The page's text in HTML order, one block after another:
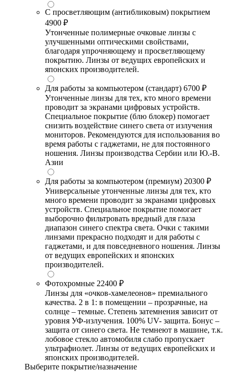
С просветляющим (антибликовым) покрытием
4900 ₽
Утонченные полимерные очковые линзы с
улучшенными оптическими свойствами,
благодаря упрочняющему и просветляющему
покрытию. Линзы от ведущих европейских и
японских производителей.
Для работы за компьютером (стандарт) 6700 ₽
Утонченные линзы для тех, кто много времени
проводит за экранами цифровых устройств.
Специальное покрытие (блю блокер) помогает
снизить воздействие синего света от излучения
мониторов. Рекомендуются для использования во
время работы с гаджетами, не для постоянного
ношения. Линзы производства Сербии или Ю.-В.
Азии
Для работы за компьютером (премиум) 20300 ₽
Универсальные утонченные линзы для тех, кто
много времени проводит за экранами цифровых
устройств. Специальное покрытие помогает
выборочно фильтровать вредный для глаза
диапазон синего спектра света. Очки с такими
линзами прекрасно подходят и для работы с
гаджетами, и для повседневного ношения. Линзы
от ведущих европейских и японских
производителей.
Фотохромные 22400 ₽
Линзы для «очков-хамелеонов» премиального
качества. 2 в 1: в помещении – прозрачные, на
солнце – темные. Степень затемнения зависит от
уровня УФ-излучения. 100% UV- защита. Бонус –
защита от синего света. Не темнеют в машине, т.к.
лобовое стекло автомобиля слабо пропускает
ультрафиолет. Линзы от ведущих европейских и
японских производителей.
Выберите покрытие/назначение